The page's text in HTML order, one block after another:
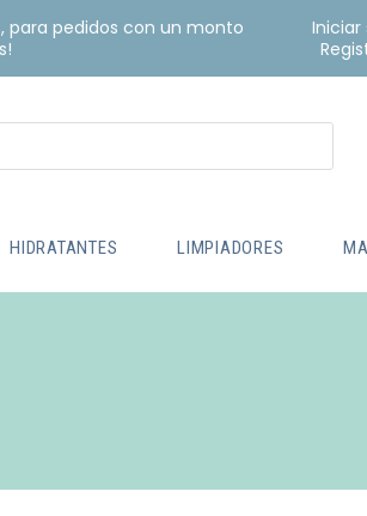
para pedidos con un monto
Iniciar
HIDRATANTES LIMPIADORES